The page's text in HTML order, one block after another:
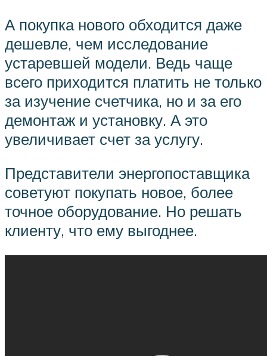
А покупка нового обходится даже
дешевле, чем исследование
устаревшей модели. Ведь чаще
всего приходится платить не только
за изучение счетчика, но и за его
демонтаж и установку. А это
увеличивает счет за услугу.
Представители энергопоставщика
советуют покупать новое, более
точное оборудование. Но решать
клиенту, что ему выгоднее.